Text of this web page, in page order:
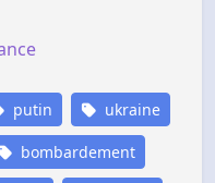
putin ukraine
bombardement